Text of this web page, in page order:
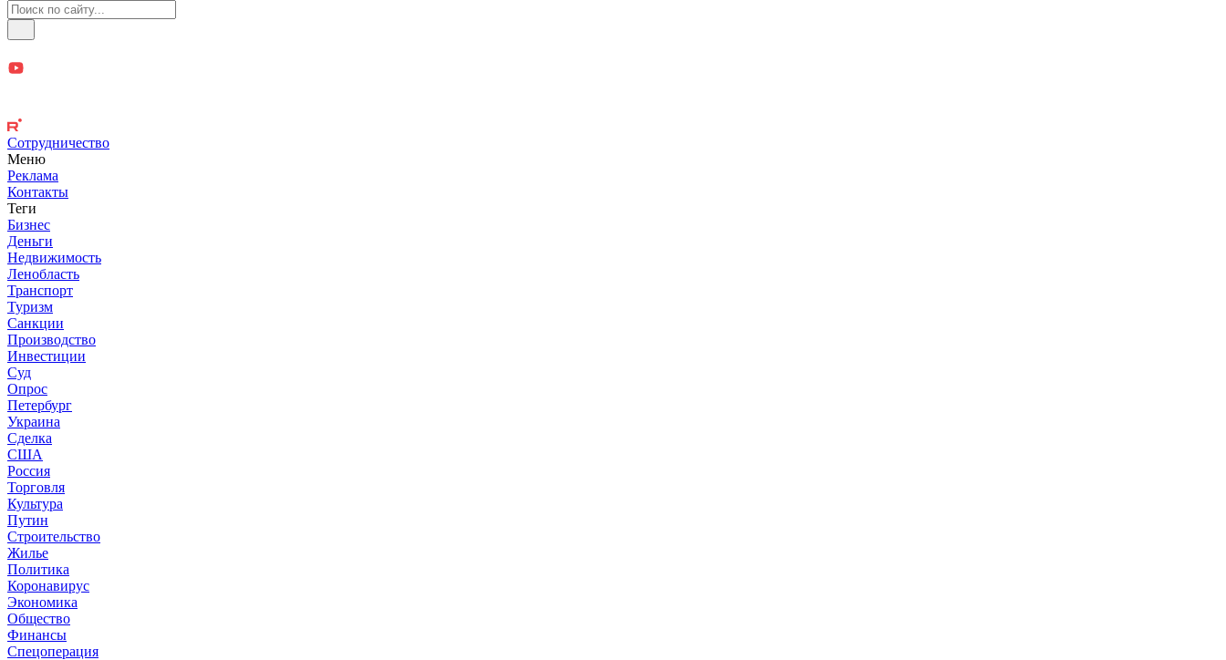
Сотрудничество
Меню
Реклама
Контакты
Теги
Бизнес
Деньги
Недвижимость
Ленобласть
Транспорт
Туризм
Санкции
Производство
Инвестиции
Суд
Опрос
Петербург
Украина
Сделка
США
Россия
Торговля
Культура
Путин
Строительство
Жилье
Политика
Коронавирус
Экономика
Общество
Финансы
Спецоперация